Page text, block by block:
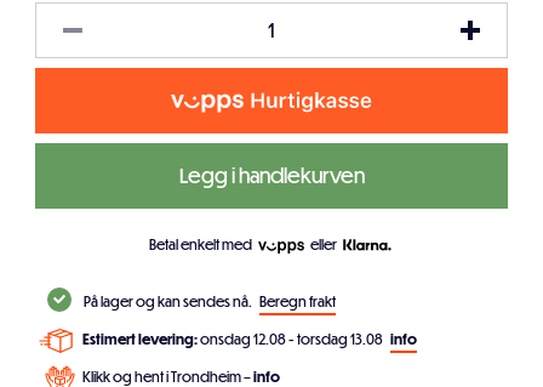
Legg i handlekurven
Betal enkelt med eller
På lager og kan sendes nå. Beregn frakt
Estimert levering:onsdag 12.08 - torsdag 13.08 info
Klikk og hent i Trondheim –info